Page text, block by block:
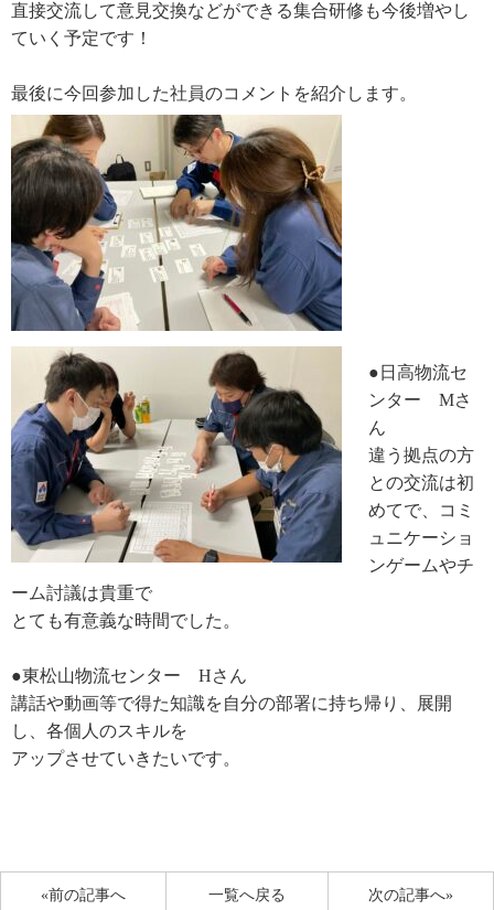
直接交流して意見交換などができる集合研修も今後増やし
ていく予定です！
最後に今回参加した社員のコメントを紹介します。
●日高物流セ
ンター Mさ
ん
違う拠点の方
との交流は初
めてで、コミ
ュニケーショ
ンゲームやチ
ーム討議は貴重で
とても有意義な時間でした。
●東松山物流センター Hさん
講話や動画等で得た知識を自分の部署に持ち帰り、展開
し、各個人のスキルを
アップさせていきたいです。
«前の記事へ 次の記事へ»
一覧へ戻る